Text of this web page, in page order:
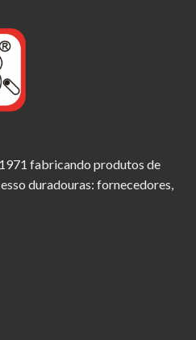
fabricando produtos de
duradouras: fornecedores,